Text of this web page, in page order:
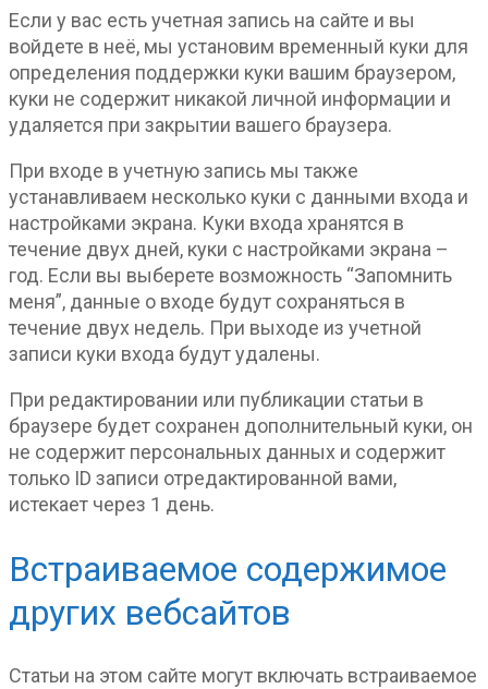
Если у вас есть учетная запись на сайте и вы
войдете в неё, мы установим временный куки для
определения поддержки куки вашим браузером,
куки не содержит никакой личной информации и
удаляется при закрытии вашего браузера.
При входе в учетную запись мы также
устанавливаем несколько куки с данными входа и
настройками экрана. Куки входа хранятся в
течение двух дней, куки с настройками экрана –
год. Если вы выберете возможность “Запомнить
меня”, данные о входе будут сохраняться в
течение двух недель. При выходе из учетной
записи куки входа будут удалены.
При редактировании или публикации статьи в
браузере будет сохранен дополнительный куки, он
не содержит персональных данных и содержит
только ID записи отредактированной вами,
истекает через 1 день.
Встраиваемое содержимое
других вебсайтов
Статьи на этом сайте могут включать встраиваемое